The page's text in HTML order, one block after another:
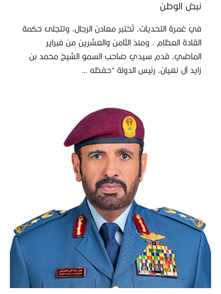
نبض الوطن
في غمرة التحديات، تُختبر معادن الرجال، وتتجلى حكمة
القادة العظام . ومنذ الثامن والعشرين من فبراير
الماضي، قدم سيدي صاحب السمو الشيخ محمد بن
زايد آل نهيان، رئيس الدولة “حفظه …